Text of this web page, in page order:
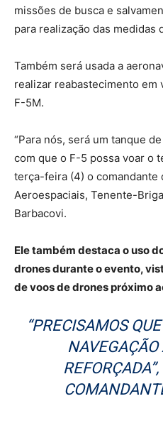
missões de busca e
para realização das medidas
Também será usada a
realizar reabastecimento em
F-5M.
“Para nós, será um tanque
com que o F-5 possa voar o
terça-feira (4) o comandante
Aeroespaciais, Tenente-
Barbacovi.
Ele também destaca o uso
drones durante o evento,
de voos de drones próximo
“PRECISAMOS